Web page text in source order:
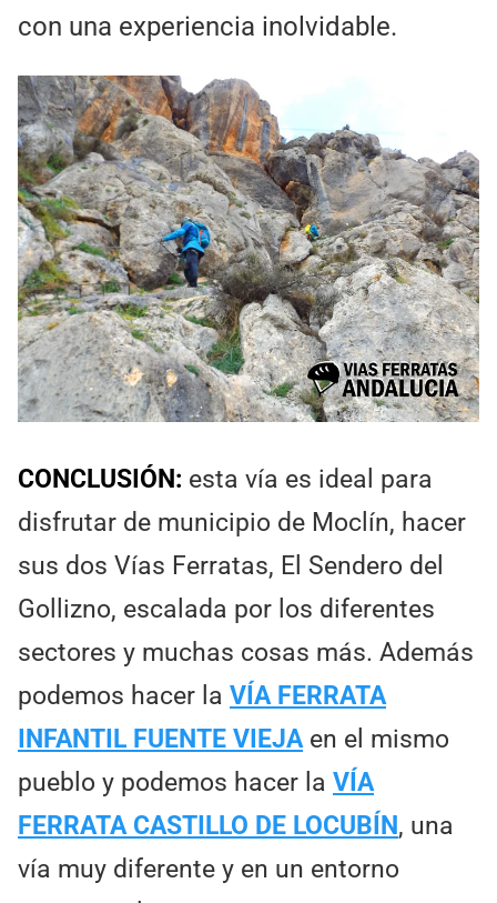
con una experiencia inolvidable.
CONCLUSIÓN: esta vía es ideal para
disfrutar de municipio de Moclín, hacer
sus dos Vías Ferratas, El Sendero del
Gollizno, escalada por los diferentes
sectores y muchas cosas más. Además
podemos hacer la VÍA FERRATA
INFANTIL FUENTE VIEJAen el mismo
pueblo y podemos hacer la VÍA
FERRATA CASTILLO DE LOCUBÍN, una
vía muy diferente y en un entorno